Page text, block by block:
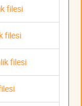
filesi
filesi
filesi